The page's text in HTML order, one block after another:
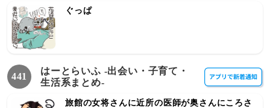
ぐっぱ
441
はーとらいふ -出会い・子育て・
生活系まとめ-
旅館の女将さんに近所の医師が奥さんにころさ